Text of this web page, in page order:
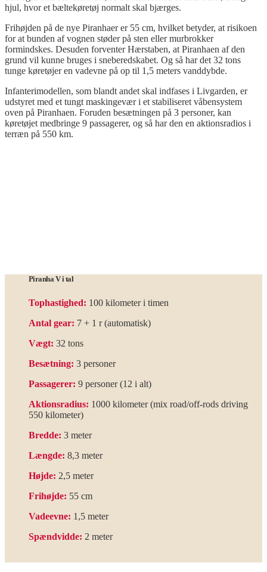
hjul, hvor et bæltekøretøj normalt skal bjærges.
Frihøjden på de nye Piranhaer er 55 cm, hvilket betyder, at risikoen
for at bunden af vognen støder på sten eller murbrokker
formindskes. Desuden forventer Hærstaben, at Piranhaen af den
grund vil kunne bruges i sneberedskabet. Og så har det 32 tons
tunge køretøjer en vadevne på op til 1,5 meters vanddybde.
Infanterimodellen, som blandt andet skal indfases i Livgarden, er
udstyret med et tungt maskingevær i et stabiliseret våbensystem
oven på Piranhaen. Foruden besætningen på 3 personer, kan
køretøjet medbringe 9 passagerer, og så har den en aktionsradios i
terræn på 550 km.
Piranha V i tal
Tophastighed: 100 kilometer i timen
Antal gear: 7 + 1 r (automatisk)
Vægt: 32 tons
Besætning: 3 personer
Passagerer: 9 personer (12 i alt)
Aktionsradius: 1000 kilometer (mix road/off-rods driving
550 kilometer)
Bredde: 3 meter
Længde: 8,3 meter
Højde: 2,5 meter
Frihøjde: 55 cm
Vadeevne: 1,5 meter
Spændvidde: 2 meter